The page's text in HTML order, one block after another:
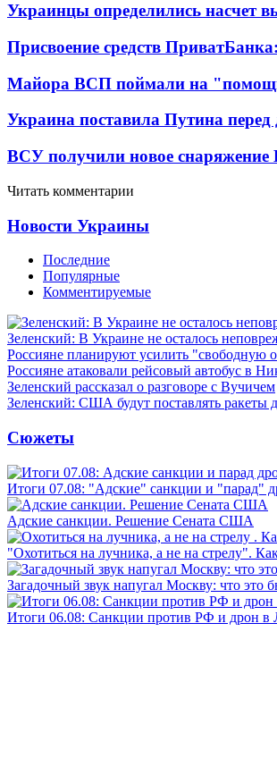
Украинцы определились насчет
Присвоение средств
Майора ВСП поймали на
Украина поставила Путина
ВСУ получили новое снаряжение
Читать комментарии
Новости Украины
Последние
Популярные
Комментируемые
Зеленский: В Украине не осталось
Россияне планируют усилить "свободную
Россияне атаковали рейсовый автобус в
Зеленский рассказал о разговоре с Вучичем
Зеленский: США будут поставлять ракеты
Сюжеты
Итоги 07.08: "Адские" санкции и "парад"
Адские санкции. Решение Сената США
"Охотиться на лучника, а не на стрелу".
Загадочный звук напугал Москву: что это
Итоги 06.08: Санкции против РФ и дрон в